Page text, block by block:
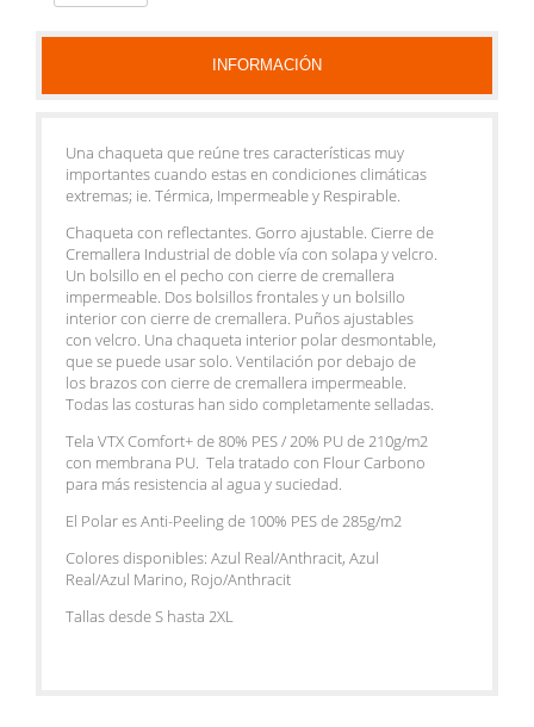
INFORMACIÓN
Una chaqueta que reúne tres características muy
importantes cuando estas en condiciones climáticas
extremas; ie. Térmica, Impermeable y Respirable.
Chaqueta con reflectantes. Gorro ajustable. Cierre de
Cremallera Industrial de doble vía con solapa y velcro.
Un bolsillo en el pecho con cierre de cremallera
impermeable. Dos bolsillos frontales y un bolsillo
interior con cierre de cremallera. Puños ajustables
con velcro. Una chaqueta interior polar desmontable,
que se puede usar solo. Ventilación por debajo de
los brazos con cierre de cremallera impermeable.
Todas las costuras han sido completamente selladas.
Tela VTX Comfort+ de 80% PES / 20% PU de 210g/m2
con membrana PU. Tela tratado con Flour Carbono
para más resistencia al agua y suciedad.
El Polar es Anti-Peeling de 100% PES de 285g/m2
Colores disponibles: Azul Real/Anthracit, Azul
Real/Azul Marino, Rojo/Anthracit
Tallas desde S hasta 2XL